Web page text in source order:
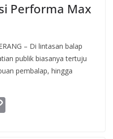
Performa Max
– Di lintasan balap
publik biasanya tertuju
pembalap, hingga